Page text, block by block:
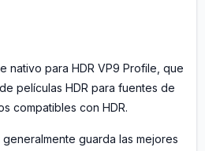
nativo para HDR VP9 Profile, que
películas HDR para fuentes de
compatibles con HDR.
guarda las mejores